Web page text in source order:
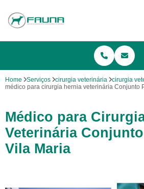
Home Serviços cirurgia veterinária
cirurgia
médico para cirurgia hernia veterinária Conjunto
Médico para
Veterinária
Vila Maria